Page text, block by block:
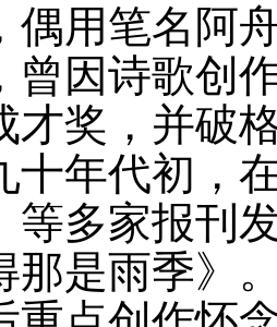
偶用笔名阿
曾因诗歌创
才奖，并破
十年代初，
等多家报刊
那是雨季》